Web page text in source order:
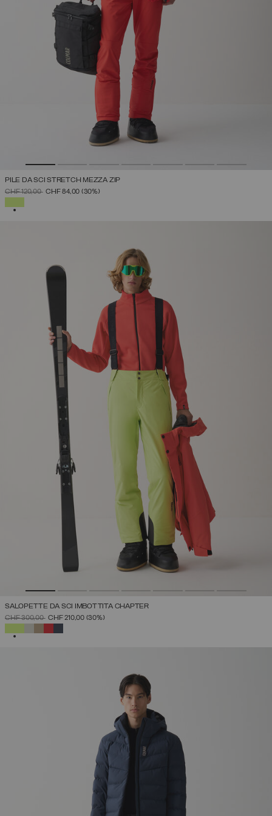
PILE DA SCI STRETCH MEZZA ZIP
PREZZO RIDOTTO DA
CHF 120,00ACHF 84,00 (30%)
SALOPETTE DA SCI IMBOTTITA CHAPTER
PREZZO RIDOTTO DA
CHF 300,00ACHF 210,00 (30%)